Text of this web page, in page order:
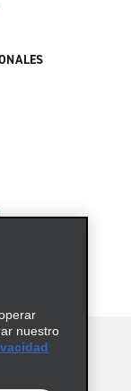
nuestro